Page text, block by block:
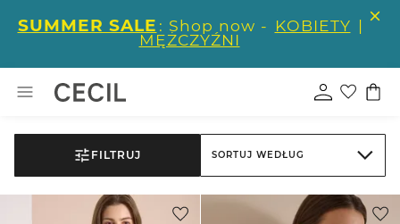
SUMMER SALE : Shop now - KOBIETY |
MĘŻCZYŹNI
FILTRUJ SORTUJ WEDŁUG